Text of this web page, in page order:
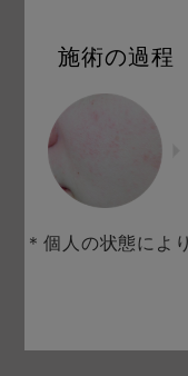
施術の過程
＊個人の状態によ